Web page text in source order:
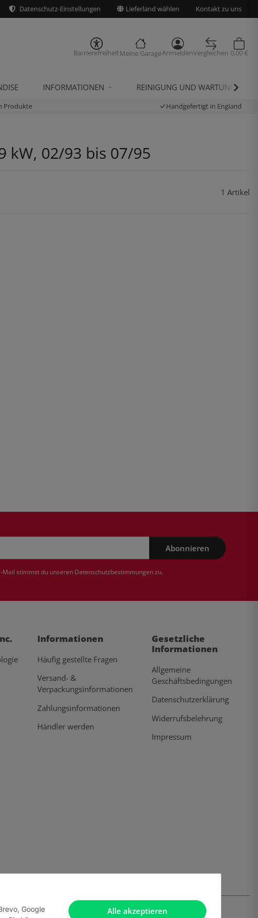
Alle akzeptieren
Google
Datenschutz-Einstellungen Lieferland wählen Kontakt zu uns
BarrierefreiheitMeine GarageAnmeldenVergleichen 0,00 €
INFORMATIONEN REINIGUNG UND WARTUNG
Produkte Handgefertigt in England
kW, 02/93 bis 07/95
1 Artikel
Abonnieren
Mail stimmst du unseren Datenschutzbestimmungenzu.
Informationen
Häufig gestellte Fragen
Versand- &
Verpackungsinformationen
Zahlungsinformationen
Händler werden
Gesetzliche
Informationen
Allgemeine
Geschäftsbedingungen
Datenschutzerklärung
Widerrufsbelehrung
Impressum